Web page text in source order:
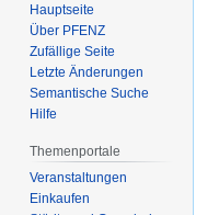
Hauptseite
Über PFENZ
Zufällige Seite
Letzte Änderungen
Semantische Suche
Hilfe
Themenportale
Veranstaltungen
Einkaufen